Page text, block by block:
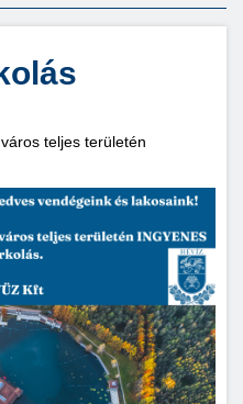
teljes területén